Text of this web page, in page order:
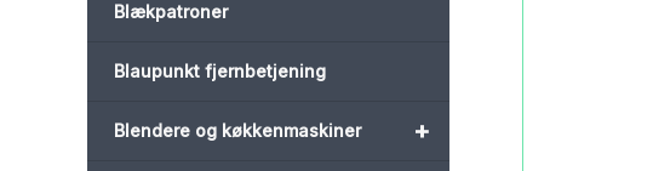
Blækpatroner
Blaupunkt fjernbetjening
+
Blendere og køkkenmaskiner